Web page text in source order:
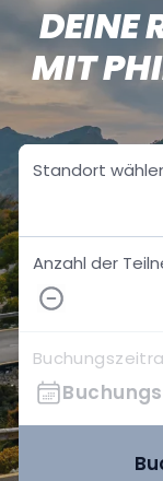
DEINE
MIT
Standort
Anzahl der